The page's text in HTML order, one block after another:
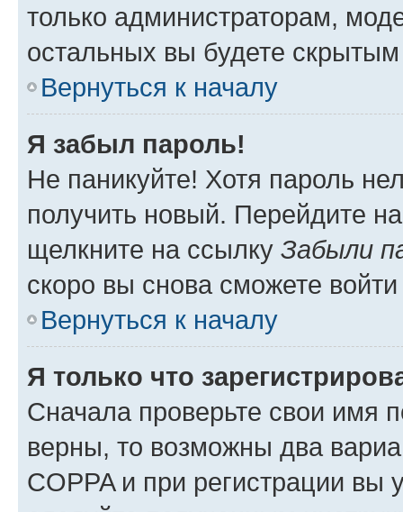
только администраторам,
остальных вы будете
Вернуться к началу
Я забыл пароль!
Не паникуйте! Хотя пароль
получить новый. Перейдите
щелкните на ссылку Забыли
скоро вы снова сможете
Вернуться к началу
Я только что
Сначала проверьте свои имя
верны, то возможны два
COPPA и при регистрации вы